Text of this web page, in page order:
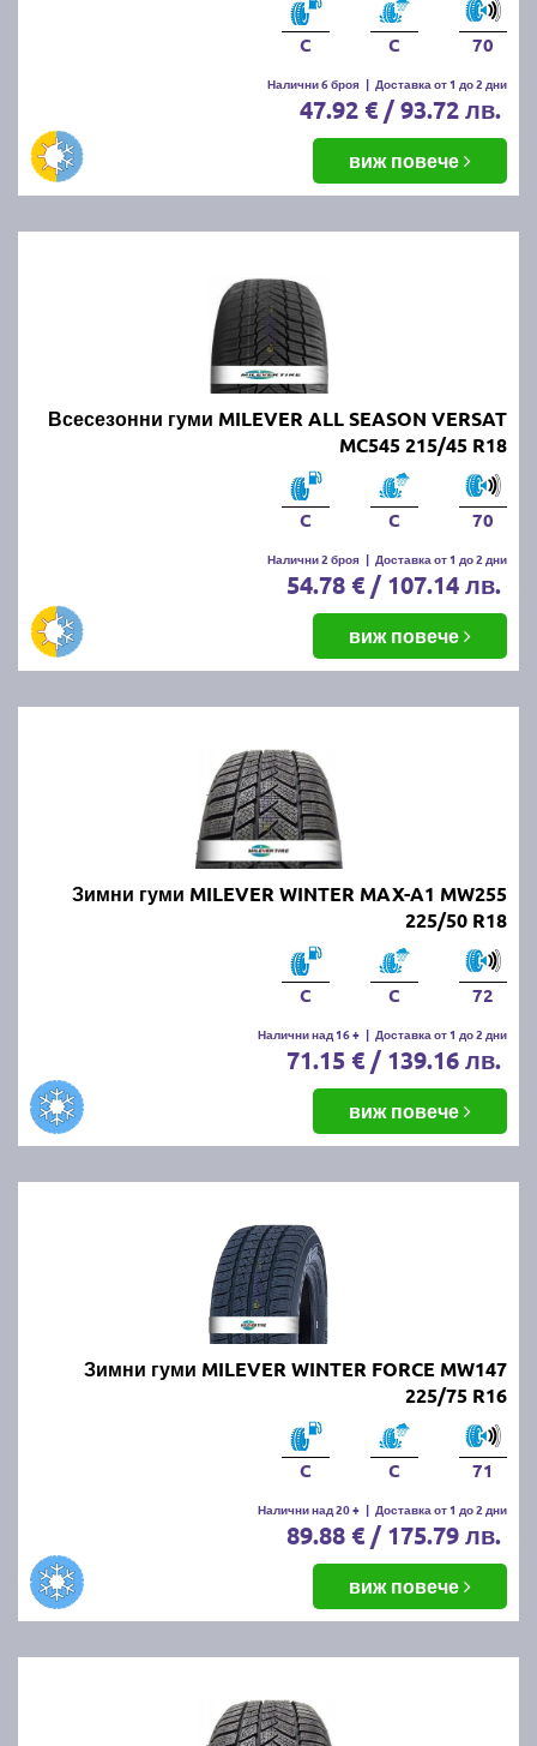
C C 70
Налични 6 броя | Доставка от 1 до 2 дни
47.92 € / 93.72 лв.
виж повече
Всесезонни гуми MILEVER ALL SEASON VERSAT
MC545 215/45 R18
C C 70
Налични 2 броя | Доставка от 1 до 2 дни
54.78 € / 107.14 лв.
виж повече
Зимни гуми MILEVER WINTER MAX-A1 MW255
225/50 R18
C C 72
Налични над 16 + | Доставка от 1 до 2 дни
71.15 € / 139.16 лв.
виж повече
Зимни гуми MILEVER WINTER FORCE MW147
225/75 R16
C C 71
Налични над 20 + | Доставка от 1 до 2 дни
89.88 € / 175.79 лв.
виж повече